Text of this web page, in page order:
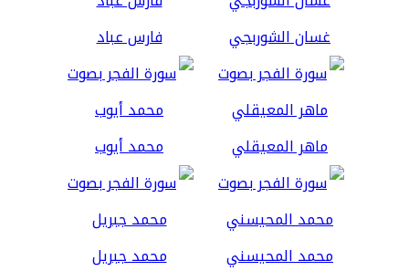
غسان الشوربجي فارس عباد
ماهر المعيقلي محمد أيوب
محمد المحيسني محمد جبريل